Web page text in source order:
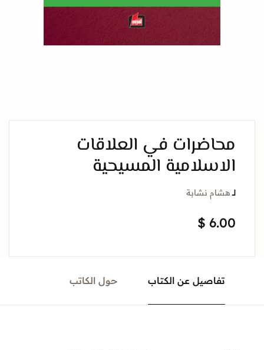
محاضرات في العلاقات
الاسلامية المسيحية
لــ هشام نشابة
$ 6.00
تفاصيل عن الكتاب حول الكاتب